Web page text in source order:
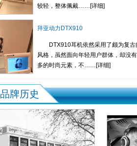
较轻，整体佩戴……[详细]
拜亚动力DTX910
DTX910耳机依然采用了颇为复古
风格，虽然面向年轻用户群体，却没
多的时尚元素，不……[详细]
品牌历史